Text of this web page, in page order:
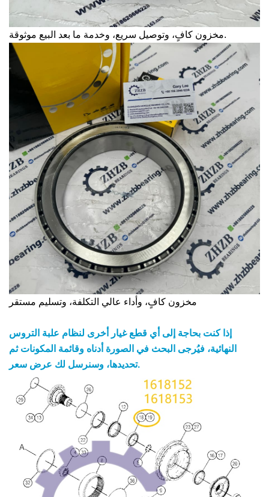
مخزون كافٍ، وتوصيل سريع، وخدمة ما بعد البيع موثوقة.
مخزون كافٍ، وأداء عالي التكلفة، وتسليم مستقر
إذا كنت بحاجة إلى أي قطع غيار أخرى لنظام علبة التروس
النهائية، فيُرجى البحث في الصورة أدناه وقائمة المكونات ثم
تحديدها، وسنرسل لك عرض سعر.